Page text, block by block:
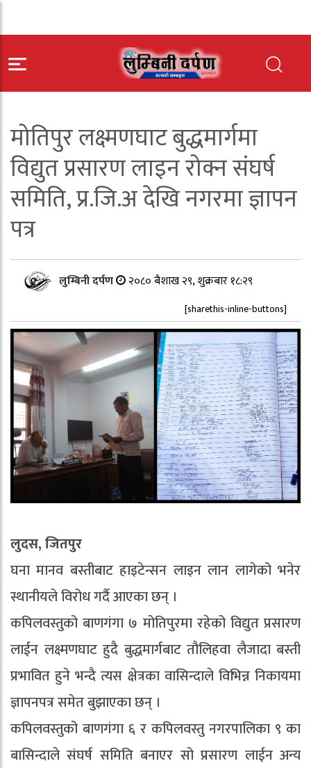
मोतिपुर लक्ष्मणघाट बुद्धमार्गमा
विद्युत प्रसारण लाइन रोक्न संघर्ष
समिति, प्र.जि.अ देखि नगरमा ज्ञापन
पत्र
लुम्बिनी दर्पण २०८० बैशाख २९, शुक्रबार १८:२९
[sharethis-inline-buttons]
लुदस, जितपुर
घना मानव बस्तीबाट हाइटेन्सन लाइन लान लागेको भनेर
स्थानीयले विरोध गर्दै आएका छन् ।
कपिलवस्तुको बाणगंगा ७ मोतिपुरमा रहेको विद्युत प्रसारण
लाईन लक्ष्मणघाट हुदै बुद्धमार्गबाट तौलिहवा लैजादा बस्ती
प्रभावित हुने भन्दै त्यस क्षेत्रका वासिन्दाले विभिन्न निकायमा
ज्ञापनपत्र समेत बुझाएका छन् ।
कपिलवस्तुको बाणगंगा ६ र कपिलवस्तु नगरपालिका ९ का
बासिन्दाले संघर्ष समिति बनाएर सो प्रसारण लाईन अन्य